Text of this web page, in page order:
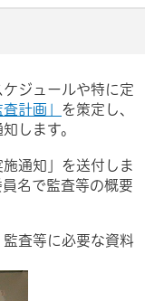
ジュールや特に定
査計画」 を策定し、
します。
通知」を送付しま
名で監査等の概要
査等に必要な資料